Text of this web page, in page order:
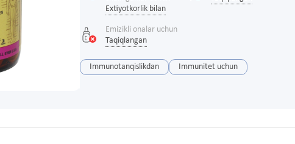
Extiyotkorlik bilan
Emizikli onalar uchun
Taqiqlangan
Immunotanqislikdan Immunitet uchun